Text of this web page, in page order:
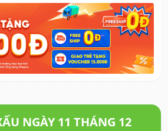
NGÀY 11 THÁNG 12